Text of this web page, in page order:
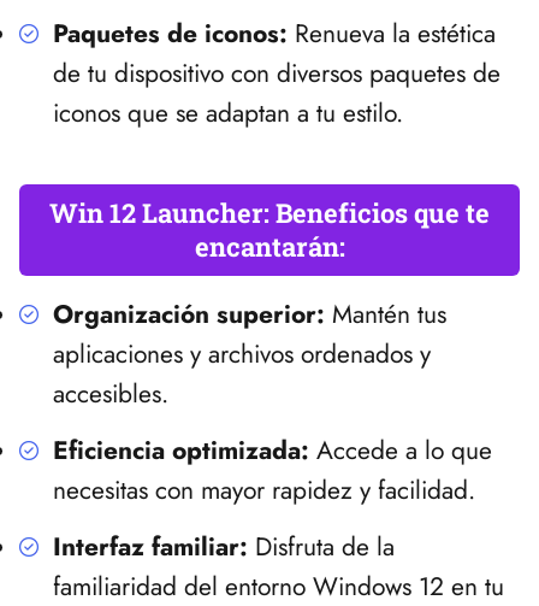
Paquetes de iconos: Renueva la estética
de tu dispositivo con diversos paquetes de
iconos que se adaptan a tu estilo.
Win 12 Launcher: Beneficios que te
encantarán:
Organización superior: Mantén tus
aplicaciones y archivos ordenados y
accesibles.
Eficiencia optimizada: Accede a lo que
necesitas con mayor rapidez y facilidad.
Interfaz familiar: Disfruta de la
familiaridad del entorno Windows 12 en tu